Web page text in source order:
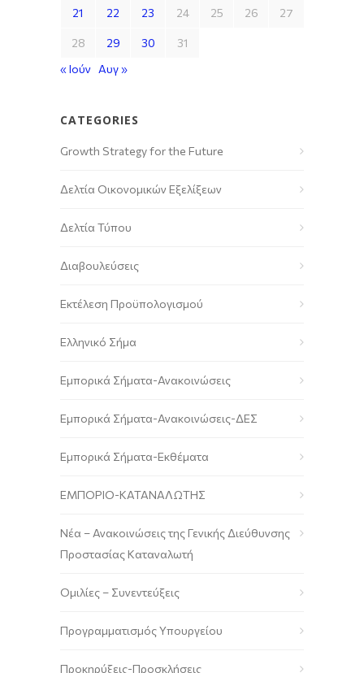
21 22 23 24 25 26 27
28 29 30
31
« Ιούν Αυγ »
CATEGORIES
Growth Strategy for the Future
Δελτία Οικονομικών Εξελίξεων
Δελτία Τύπου
Διαβουλεύσεις
Εκτέλεση Προϋπολογισμού
Ελληνικό Σήμα
Εμπορικά Σήματα-Ανακοινώσεις
Εμπορικά Σήματα-Ανακοινώσεις-ΔΕΣ
Εμπορικά Σήματα-Εκθέματα
ΕΜΠΟΡΙΟ-ΚΑΤΑΝΑΛΩΤΗΣ
Νέα – Ανακοινώσεις της Γενικής Διεύθυνσης
Προστασίας Καταναλωτή
Ομιλίες – Συνεντεύξεις
Προγραμματισμός Υπουργείου
Προκηρύξεις-Προσκλήσεις